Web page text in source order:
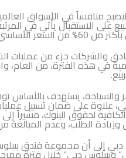
منافساً في الأسواق
على الاستقبال يأتي في
والشركات جزء من عمليات
في هذه الفترة، من العام،
يستهدف بالأساس
علاوة على ضمان تسييل
لحقوق البنوك، مشيراً
الطلب، وعدم المبالغة
دبي إلى أن مجموعة فندق
وبيبلوس دبي” خلال فترة